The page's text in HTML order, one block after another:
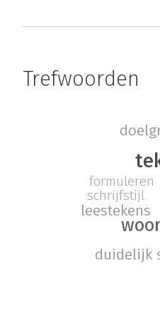
Trefwoorden
duidelijk
leestekens
schrijfstijl
formuleren